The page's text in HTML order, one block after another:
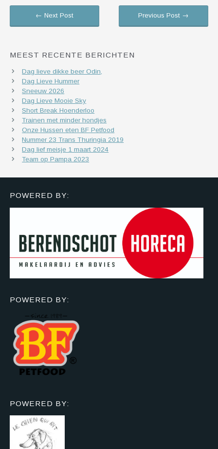
← Next Post Previous Post →
MEEST RECENTE BERICHTEN
Dag lieve dikke beer Odin,
Dag Lieve Hummer
Sneeuw 2026
Dag Lieve Mooie Sky
Short Break Hoenderloo
Trainen met minder hondjes
Onze Hussen eten BF Petfood
Nummer 23 Trans Thuringia 2019
Dag lief meisje 1 maart 2024
Team op Pampa 2023
POWERED BY:
POWERED BY:
POWERED BY: